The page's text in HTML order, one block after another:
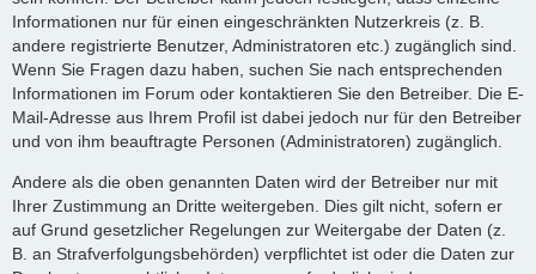
Informationen nur für einen eingeschränkten Nutzerkreis (z. B.
andere registrierte Benutzer, Administratoren etc.) zugänglich sind.
Wenn Sie Fragen dazu haben, suchen Sie nach entsprechenden
Informationen im Forum oder kontaktieren Sie den Betreiber. Die E-
Mail-Adresse aus Ihrem Profil ist dabei jedoch nur für den Betreiber
und von ihm beauftragte Personen (Administratoren) zugänglich.
Andere als die oben genannten Daten wird der Betreiber nur mit
Ihrer Zustimmung an Dritte weitergeben. Dies gilt nicht, sofern er
auf Grund gesetzlicher Regelungen zur Weitergabe der Daten (z.
B. an Strafverfolgungsbehörden) verpflichtet ist oder die Daten zur